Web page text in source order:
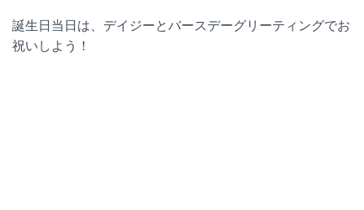
誕生日当日は、デイジーとバースデーグリーティングでお
祝いしよう！